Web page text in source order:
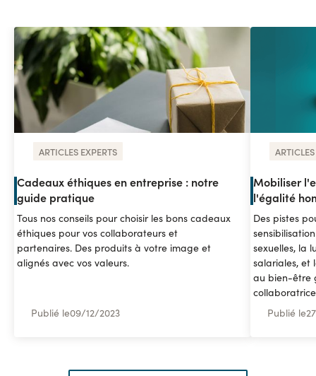
ARTICLES EXPERTS
Cadeaux éthiques en entreprise : notre
guide pratique
Tous nos conseils pour choisir les bons cadeaux
éthiques pour vos collaborateurs et
partenaires. Des produits à votre image et
alignés avec vos valeurs.
Publié le09/12/2023
Mobiliser
l'égalité
Des pistes
sexuelles, la
salariales, et
au bien-être
Publié le27